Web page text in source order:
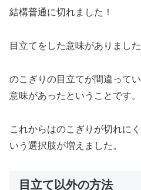
結構普通に切れました！
目立てをした意味がありまし
のこぎりの目立てが間違って
意味があったということです。
これからはのこぎりが切れに
いう選択肢が増えました。
目立て以外の方法